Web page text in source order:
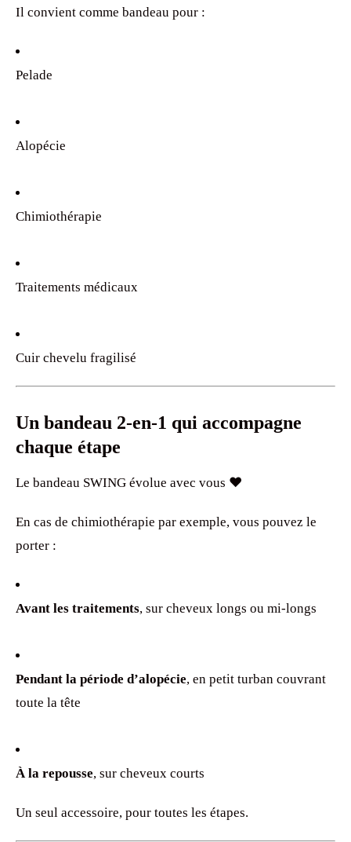
Il convient comme bandeau pour :
Pelade
Alopécie
Chimiothérapie
Traitements médicaux
Cuir chevelu fragilisé
Un bandeau 2-en-1 qui accompagne
chaque étape
Le bandeau SWING évolue avec vous ❤️
En cas de chimiothérapie par exemple, vous pouvez le
porter :
Avant les traitements, sur cheveux longs ou mi-longs
Pendant la période d’alopécie, en petit turban couvrant
toute la tête
À la repousse, sur cheveux courts
Un seul accessoire, pour toutes les étapes.